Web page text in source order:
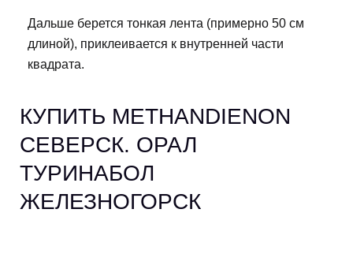
Дальше берется тонкая лента (примерно 50 см
длиной), приклеивается к внутренней части
квадрата.
КУПИТЬ METHANDIENON
СЕВЕРСК. ОРАЛ
ТУРИНАБОЛ
ЖЕЛЕЗНОГОРСК